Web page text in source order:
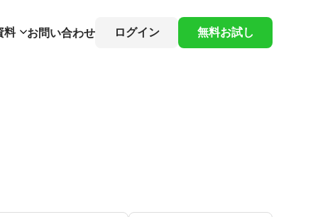
料 お問い合わせ ログイン 無料お試し